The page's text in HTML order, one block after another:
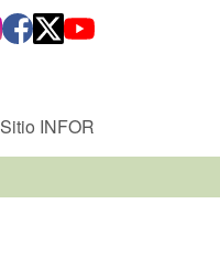
Sitio INFOR